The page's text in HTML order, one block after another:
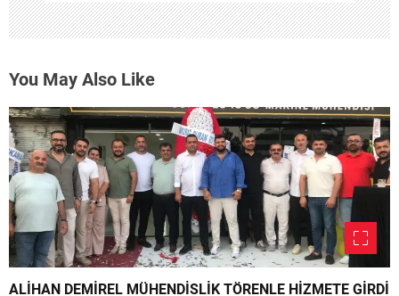
You May Also Like
ALİHAN DEMİREL MÜHENDİSLİK TÖRENLE HİZMETE GİRDİ